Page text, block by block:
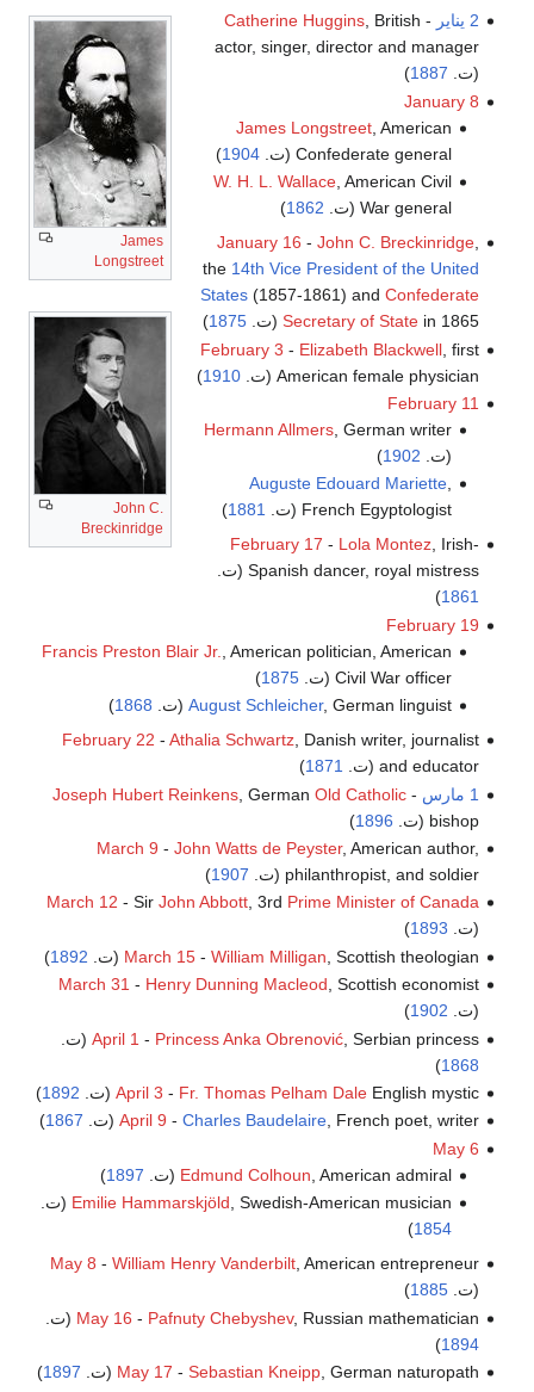
James
Longstreet
John C.
Breckinridge
2 يناير -
Catherine Huggins, British
actor, singer, director and manager
(ت. 1887
)
January 8
James Longstreet , American
Confederate general (ت.
1904
)
W. H. L. Wallace, American Civil
War general (ت.
1862
)
January 16 - John C. Breckinridge,
the 14th Vice President of the United
States(1857-1861) and Confederate
Secretary of Statein 1865 (ت. 1875
)
February 3 - Elizabeth Blackwell, first
American female physician (ت.
1910
)
February 11
Hermann Allmers , German writer
(ت. 1902
)
Auguste Edouard Mariette,
French Egyptologist (ت.
1881
)
February 17 - Lola Montez, Irish-
Spanish dancer, royal mistress (ت.
1861
)
February 19
Francis Preston Blair Jr.
, American politician, American
Civil War officer (ت.
1875
)
August Schleicher, German linguist (ت. 1868
)
February 22 - Athalia Schwartz, Danish writer, journalist
and educator (ت.
1871
)
1 مارس
-
Joseph Hubert Reinkens, German Old Catholic
bishop (ت.
1896
)
March 9 - John Watts de Peyster, American author,
philanthropist, and soldier (ت.
1907
)
March 12 - Sir John Abbott, 3rd Prime Minister of Canada
(ت. 1893
)
March 15- William Milligan , Scottish theologian (ت. 1892
)
March 31 - Henry Dunning Macleod , Scottish economist
(ت. 1902
)
April 1 - Princess Anka Obrenović, Serbian princess (ت.
1868
)
April 3 - Fr. Thomas Pelham DaleEnglish mystic (ت. 1892
)
April 9 - Charles Baudelaire, French poet, writer (ت. 1867
)
May 6
Edmund Colhoun , American admiral (ت. 1897
)
Emilie Hammarskjöld , Swedish-American musician (ت.
1854
)
May 8 - William Henry Vanderbilt, American entrepreneur
(ت.1885
)
May 16 - Pafnuty Chebyshev, Russian mathematician (ت.
1894
)
May 17 - Sebastian Kneipp, German naturopath (ت. 1897
)